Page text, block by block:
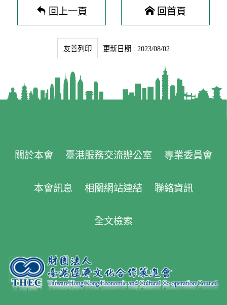
回上一頁 回首頁
友善列印 更新日期 : 2023/08/02
關於本會 臺港服務交流辦公室 專業委員會
本會訊息 相關網站連結 聯絡資訊
全文檢索